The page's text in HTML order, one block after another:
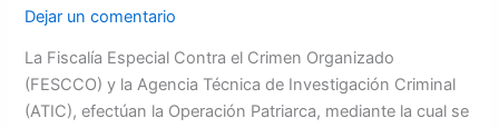
Dejar un comentario
La Fiscalía Especial Contra el Crimen Organizado
(FESCCO) y la Agencia Técnica de Investigación Criminal
(ATIC), efectúan la Operación Patriarca, mediante la cual se